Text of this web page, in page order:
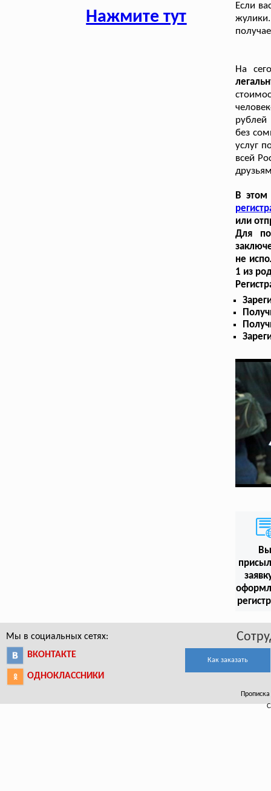
Нажмите тут
Если
На
рублей
без
услуг
всей
В этом
или
Для
не
1 из
Вы
Мы в социальных сетях:
ВКОНТАКТЕ
ОДНОКЛАССНИКИ
Как заказать